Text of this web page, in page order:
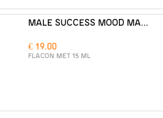
MALE SUCCESS MOOD MAKER
€ 19.00
FLACON MET 15 ML